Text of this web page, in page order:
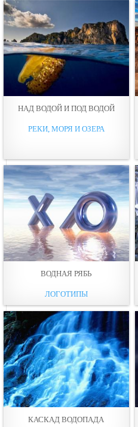
НАД ВОДОЙ И ПОД ВОДОЙ
РЕКИ, МОРЯ И ОЗЕРА
ВОДНАЯ РЯБЬ
ЛОГОТИПЫ
КАСКАД ВОДОПАДА